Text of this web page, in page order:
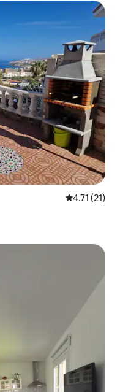
レビュー21
4.71 (21)